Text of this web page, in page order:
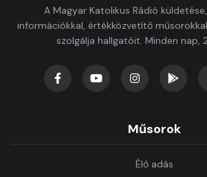
A Magyar Katolikus Rádió
információkkal, értékközvetítő
szolgálja hallgatóit. Minden nap,
Műsorok
Élő adás